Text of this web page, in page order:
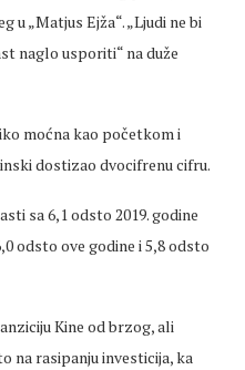
u „Matjus Ejža“. „Ljudi ne bi
naglo usporiti“ na duže
moćna kao početkom i
dostizao dvocifrenu cifru.
sa 6,1 odsto 2019. godine
odsto ove godine i 5,8 odsto
Kine od brzog, ali
na rasipanju investicija, ka